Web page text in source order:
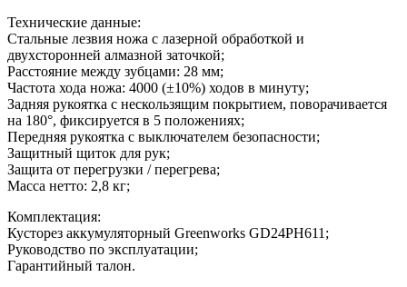
Технические данные:
Стальные лезвия ножа с лазерной обработкой и
двухсторонней алмазной заточкой;
Расстояние между зубцами: 28 мм;
Частота хода ножа: 4000 (±10%) ходов в минуту;
Задняя рукоятка с нескользящим покрытием, поворачивается
на 180°, фиксируется в 5 положениях;
Передняя рукоятка с выключателем безопасности;
Защитный щиток для рук;
Защита от перегрузки / перегрева;
Масса нетто: 2,8 кг;
Комплектация:
Кусторез аккумуляторный Greenworks GD24PH611;
Руководство по эксплуатации;
Гарантийный талон.